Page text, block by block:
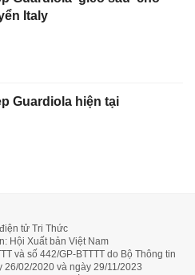
Italy
Guardiola hiện tại
tử Tri Thức
Hội Xuất bản Việt Nam
và số 442/GP-BTTTT do Bộ Thông tin
26/02/2020 và ngày 29/11/2023